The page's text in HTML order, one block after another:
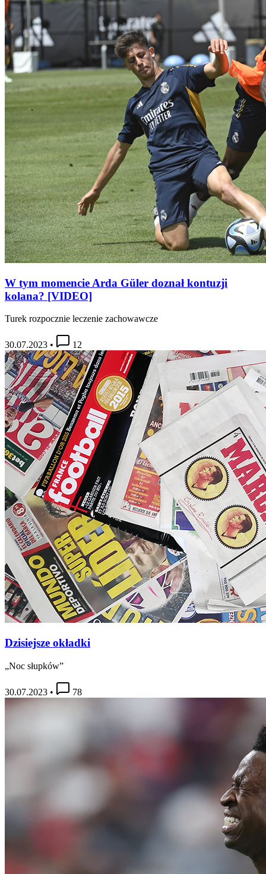
W tym momencie Arda Güler doznał kontuzji
kolana? [VIDEO]
Turek rozpocznie leczenie zachowawcze
30.07.2023 • 12
Dzisiejsze okładki
„Noc słupków”
30.07.2023 • 78